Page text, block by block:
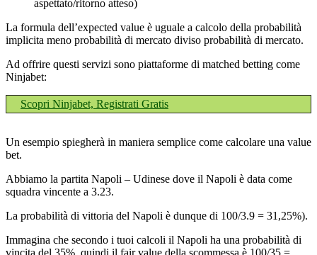
aspettato/ritorno atteso)
La formula dell’expected value è uguale a calcolo della probabilità
implicita meno probabilità di mercato diviso probabilità di mercato.
Ad offrire questi servizi sono piattaforme di matched betting come
Ninjabet:
Scopri Ninjabet, Registrati Gratis
Un esempio spiegherà in maniera semplice come calcolare una value
bet.
Abbiamo la partita Napoli – Udinese dove il Napoli è data come
squadra vincente a 3.23.
La probabilità di vittoria del Napoli è dunque di 100/3.9 = 31,25%).
Immagina che secondo i tuoi calcoli il Napoli ha una probabilità di